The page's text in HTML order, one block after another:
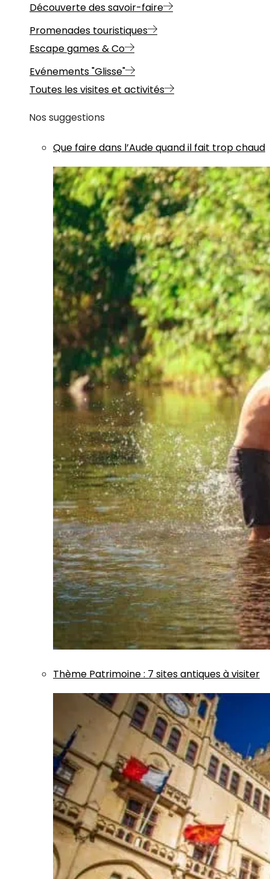
Découverte des savoir-faire
Promenades touristiques
Escape games & Co
Evénements "Glisse"
Toutes les visites et activités
Nos suggestions
Que faire dans l’Aude quand il fait trop chaud
Thème Patrimoine: 7 sites antiques à visiter